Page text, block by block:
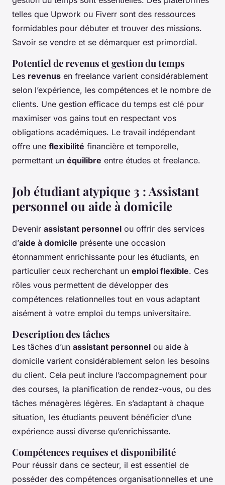
telles que Upwork ou Fiverr sont des ressources
formidables pour débuter et trouver des missions.
Savoir se vendre et se démarquer est primordial.
Potentiel de revenus et gestion du temps
Les revenus en freelance varient considérablement
selon l’expérience, les compétences et le nombre de
clients. Une gestion efficace du temps est clé pour
maximiser vos gains tout en respectant vos
obligations académiques. Le travail indépendant
offre une flexibilité financière et temporelle,
permettant un équilibre entre études et freelance.
Job étudiant atypique 3 : Assistant
personnel ou aide à domicile
Devenir assistant personnel ou offrir des services
d’aide à domicile présente une occasion
étonnamment enrichissante pour les étudiants, en
particulier ceux recherchant un emploi flexible. Ces
rôles vous permettent de développer des
compétences relationnelles tout en vous adaptant
aisément à votre emploi du temps universitaire.
Description des tâches
Les tâches d’un assistant personnel ou aide à
domicile varient considérablement selon les besoins
du client. Cela peut inclure l’accompagnement pour
des courses, la planification de rendez-vous, ou des
tâches ménagères légères. En s’adaptant à chaque
situation, les étudiants peuvent bénéficier d’une
expérience aussi diverse qu’enrichissante.
Compétences requises et disponibilité
Pour réussir dans ce secteur, il est essentiel de
posséder des compétences organisationnelles et une